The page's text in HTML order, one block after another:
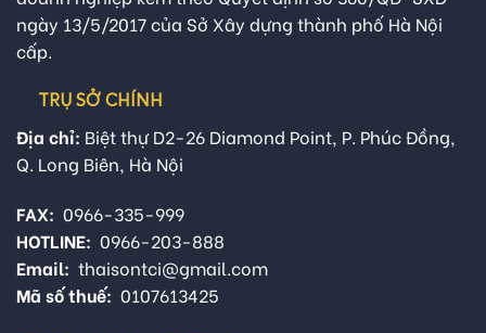
ngày 13/5/2017 của Sở Xây dựng thành phố Hà Nội
cấp.
TRỤ SỞ CHÍNH
Địa chỉ: Biệt thự D2-26 Diamond Point, P. Phúc Đồng,
Q. Long Biên, Hà Nội
FAX: 0966-335-999
HOTLINE: 0966-203-888
Email: thaisontci@gmail.com
Mã số thuế: 0107613425